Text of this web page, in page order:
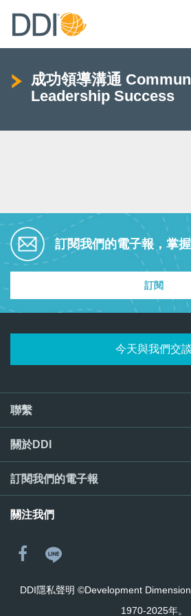
成功領導溝通
Leadership Success
訂閱我們的電子報，掌
訂閱
今天與我們交談
聯繫
關於DDI
DDI隱私聲明 ©Development
1970-2025年。
訂閱我們的電子報
關注我們